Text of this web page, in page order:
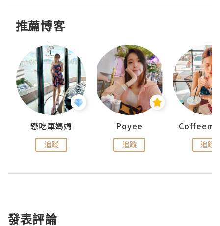
推薦博客
戀吃車媽媽
追蹤
Poyee
追蹤 追蹤
發表評論